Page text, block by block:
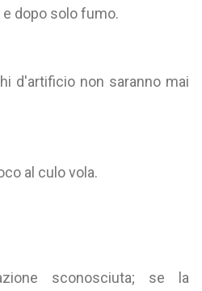
dopo solo fumo.
d'artificio non saranno mai
al culo vola.
sconosciuta; se la